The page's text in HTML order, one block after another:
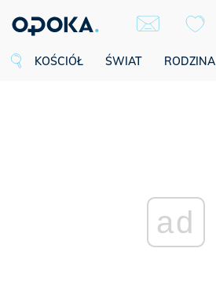
KOŚCIÓŁ ŚWIAT RODZINA
ad